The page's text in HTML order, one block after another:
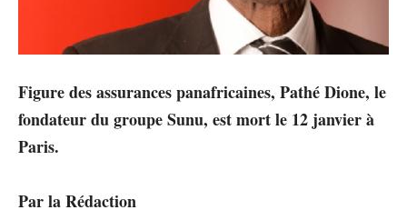
Figure des assurances panafricaines, Pathé Dione, le
fondateur du groupe Sunu, est mort le 12 janvier à
Paris.
Par la Rédaction